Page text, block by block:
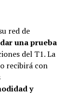
red de
una prueba
del T1. La
recibirá con
y